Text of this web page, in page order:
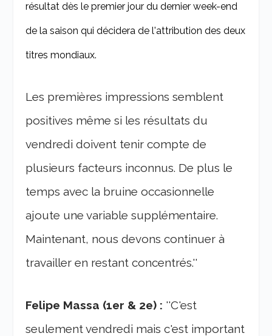
résultat dès le premier jour du dernier week-end
de la saison qui décidera de l'attribution des deux
titres mondiaux.
Les premières impressions semblent
positives même si les résultats du
vendredi doivent tenir compte de
plusieurs facteurs inconnus. De plus le
temps avec la bruine occasionnelle
ajoute une variable supplémentaire.
Maintenant, nous devons continuer à
travailler en restant concentrés.''
Felipe Massa (1er & 2e) : ''C'est
seulement vendredi mais c'est important